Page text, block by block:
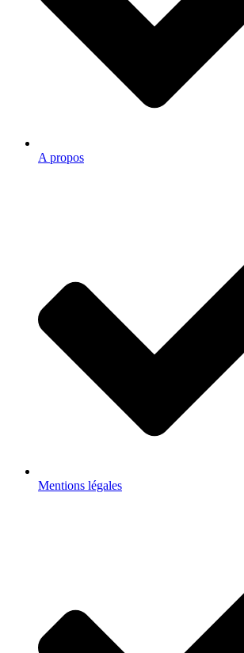
A propos
Mentions légales